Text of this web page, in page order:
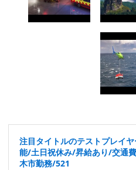
注目タイトルのテストプレイ
能/土日祝休み/昇給あり/交通
木市勤務/521